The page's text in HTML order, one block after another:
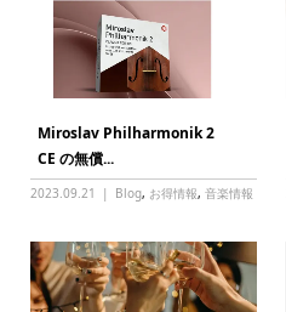
Miroslav Philharmonik 2
CE の無償...
2023.09.21 Blog, お得情報, 音楽情報